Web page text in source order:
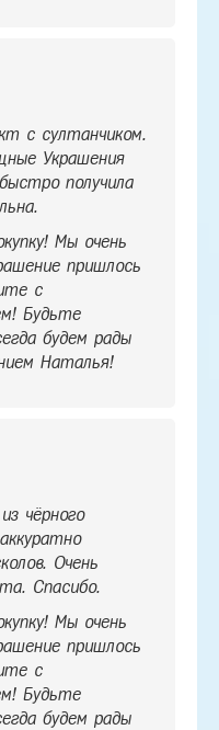
с султанчиком.
Украшения
получила
Мы очень
пришлось
с
Будьте
будем рады
Наталья!
чёрного
Очень
Спасибо.
Мы очень
пришлось
с
Будьте
будем рады